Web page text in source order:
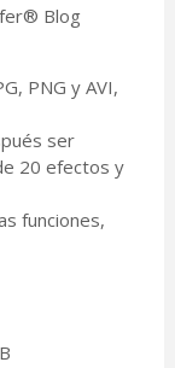
PNG y AVI,
ser
20 efectos y
funciones,